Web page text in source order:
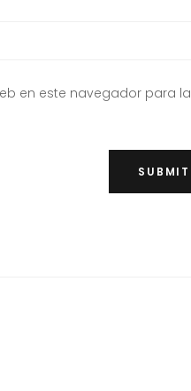
en este navegador para la